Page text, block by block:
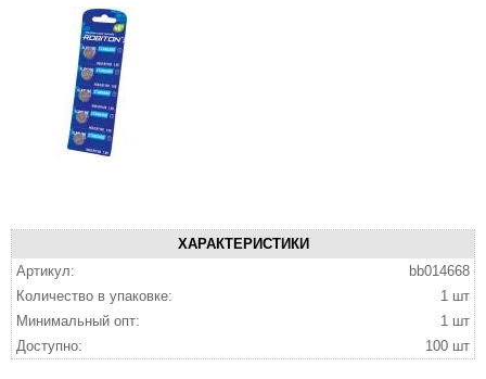
ХАРАКТЕРИСТИКИ
Артикул:
bb014668
Количество в упаковке:
1 шт
Минимальный опт:
1 шт
Доступно:
100 шт